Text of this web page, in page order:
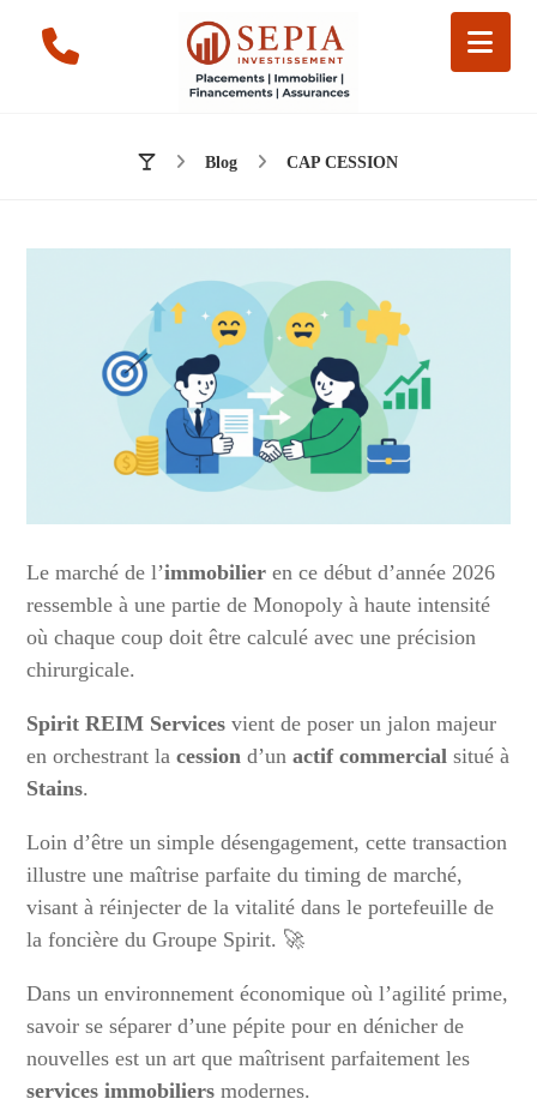
Blog CAP CESSION
Le marché de l’immobilier en ce début d’année 2026
ressemble à une partie de Monopoly à haute intensité
où chaque coup doit être calculé avec une précision
chirurgicale.
Spirit REIM Services vient de poser un jalon majeur
en orchestrant lacession d’unactif commercial situé à
Stains.
Loin d’être un simple désengagement, cette transaction
illustre une maîtrise parfaite du timing de marché,
visant à réinjecter de la vitalité dans le portefeuille de
la foncière du Groupe Spirit. 🚀
Dans un environnement économique où l’agilité prime,
savoir se séparer d’une pépite pour en dénicher de
nouvelles est un art que maîtrisent parfaitement les
services immobiliers modernes.